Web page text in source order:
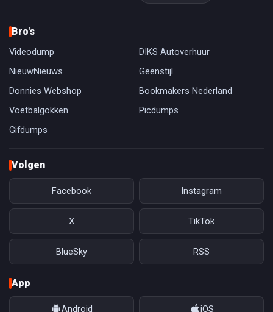
Bro's
Videodump
DIKS Autoverhuur
NieuwNieuws
Geenstijl
Donnies Webshop
Bookmakers Nederland
Voetbalgokken
Picdumps
Gifdumps
Volgen
Facebook Instagram
X TikTok
BlueSky RSS
App
Android iOS